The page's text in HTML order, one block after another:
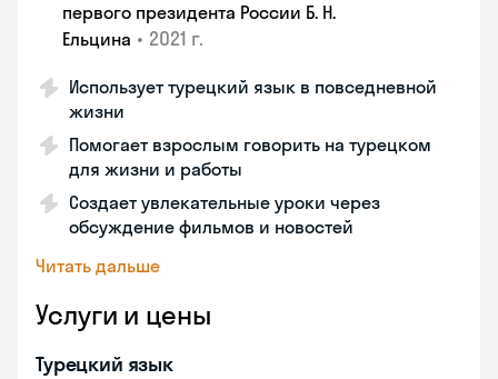
первого президента России Б. Н.
Ельцина • 2021 г.
Использует турецкий язык в повседневной
жизни
Помогает взрослым говорить на турецком
для жизни и работы
Создает увлекательные уроки через
обсуждение фильмов и новостей
Читать дальше
Услуги и цены
Турецкий язык